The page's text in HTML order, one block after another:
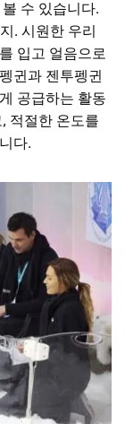
수 있습니다.
. 시원한 우리
입고 얼음으로
귄과 젠투펭귄
공급하는 활동
적절한 온도를
다.